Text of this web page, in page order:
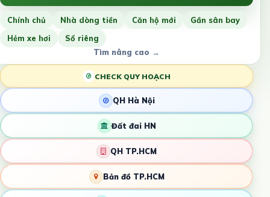
Chính chủ Nhà dòng tiền Căn hộ mới
Gần sân bay
Hẻm xe hơi
Sổ riêng
Tìm nâng cao →
CHECK QUY HOẠCH
QH Hà Nội
Đất đai HN
QH TP.HCM
Bản đồ TP.HCM